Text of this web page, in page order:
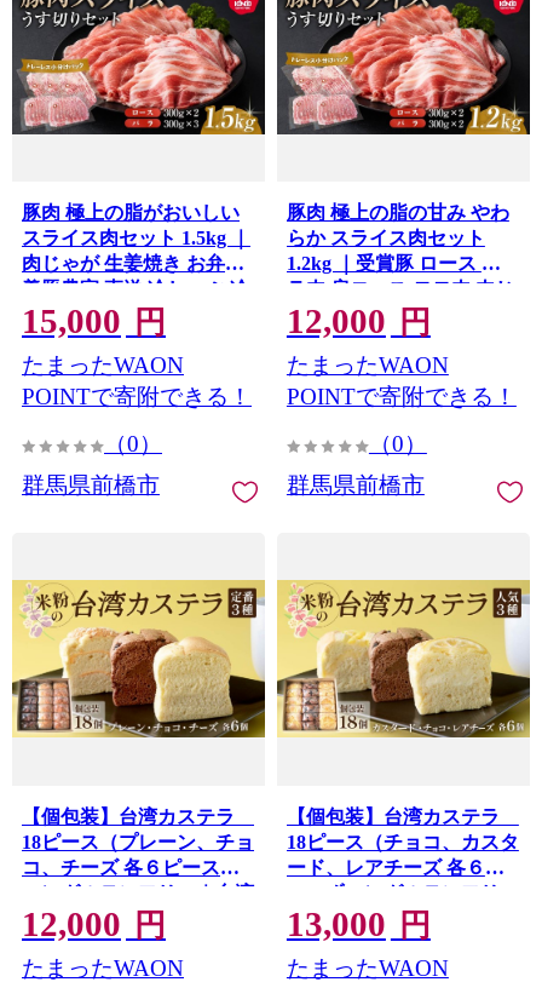
豚肉 極上の脂がおいしい
スライス肉セット 1.5kg ｜
肉じゃが 生姜焼き お弁当
養豚農家 直送 冷しゃぶ 冷
凍 しゃぶしゃぶ 小分け お
かず 生姜焼き 無添加 安全
安心 子ども 食べ比べ 個包
装 アウトドア キャンプ 贈
答 BBQ 焼肉 子ども お歳
暮 つまみ パーティー 群馬
15,000 円
たまったWAON
POINTで寄附できる！
（0）
群馬県前橋市
豚肉 極上の脂の甘み やわ
らか スライス肉セット
1.2kg ｜受賞豚 ロース バ
ラ肉 肩ロース モモ肉 肉じ
ゃが 生姜焼き お弁当 養豚
農家 直送 冷しゃぶ 冷凍 し
ゃぶしゃぶ 小分け おかず
無添加 安全 安心 子ども 食
べ比べ 個包装 贈答 焼肉 群
馬県 前橋市
12,000 円
たまったWAON
POINTで寄附できる！
（0）
群馬県前橋市
【個包装】台湾カステラ
18ピース（プレーン、チョ
コ、チーズ 各６ピースず
つ）グルテンフリー｜台湾
台湾グルメ 本場の味 グル
メ 手作り カステラ 台湾カ
ステラ 甘い 美味しい チョ
12,000 円
たまったWAON
【個包装】台湾カステラ
18ピース（チョコ、カスタ
ード、レアチーズ 各６ピ
ースずつ）グルテンフリー
｜台湾 台湾グルメ 本場の
味 グルメ 手作り カステラ
台湾カステラ 甘い 美味し
13,000 円
たまったWAON